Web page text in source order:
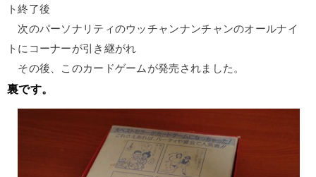
ト終了後
次のパーソナリティのウッチャンナンチャンのオールナイ
トにコーナーが引き継がれ
その後、このカードゲームが発売されました。
裏です。